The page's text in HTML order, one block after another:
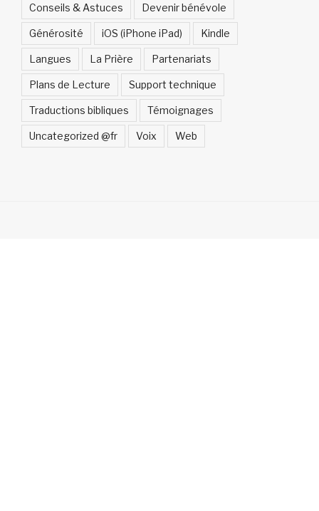
Conseils & Astuces Devenir bénévole
Générosité iOS (iPhone iPad) Kindle
Langues La Prière Partenariats
Plans de Lecture Support technique
Traductions bibliques Témoignages
Uncategorized @fr Voix Web